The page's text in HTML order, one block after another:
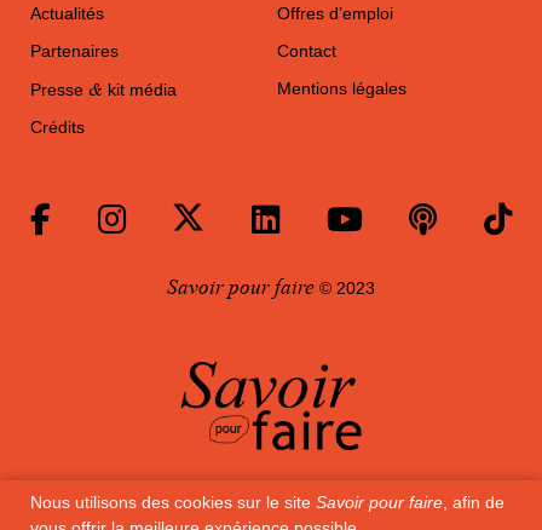
Nous utilisons des cookies sur le site Savoir pour faire , afin de
Actualités
Offres d’emploi
Partenaires
Contact
Presse & kit média
Mentions légales
Crédits
Savoir pour faire © 2023
Savoir pour faire est partenaire de la campagne